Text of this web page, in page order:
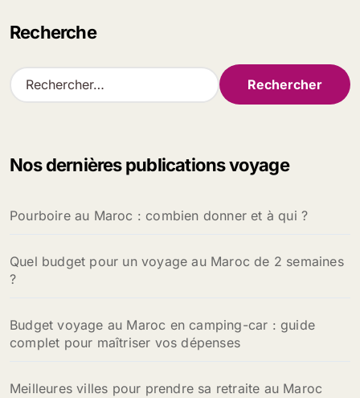
Recherche
R
e
r
e
:
Nos dernières publications voyage
Pourboire au Maroc : combien donner et à qui ?
Quel budget pour un voyage au Maroc de 2 semaines
?
Budget voyage au Maroc en camping-car : guide
complet pour maîtriser vos dépenses
Meilleures villes pour prendre sa retraite au Maroc